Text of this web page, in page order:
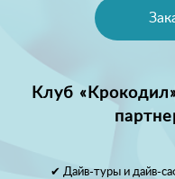
Клуб
✔ Дайв-туры и дайв-